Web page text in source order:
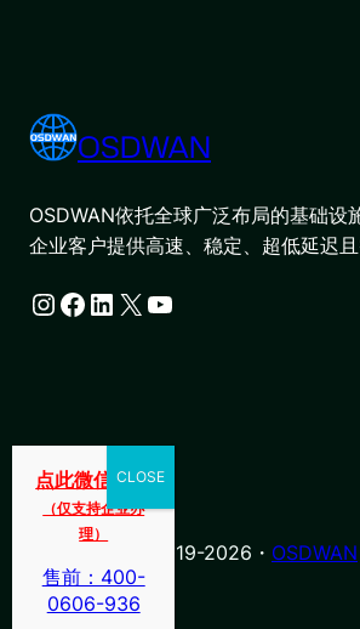
OSDWAN
OSDWAN依托全球广泛布局的基础
企业客户提供高速、稳定、超低延迟
Instagram Facebook LinkedIn X YouTube
© Copyright 2019-2026・ OSDWAN
点此微信咨询
（仅支持企业办
理）
售前：400-
0606-936